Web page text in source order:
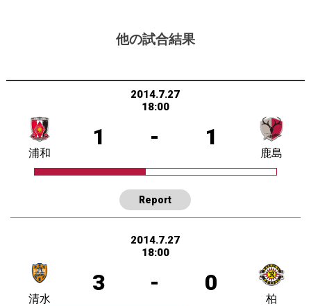
他の試合結果
2014.7.27
18:00
1 - 1
浦和 鹿島
Report
2014.7.27
18:00
3 - 0
清水 柏